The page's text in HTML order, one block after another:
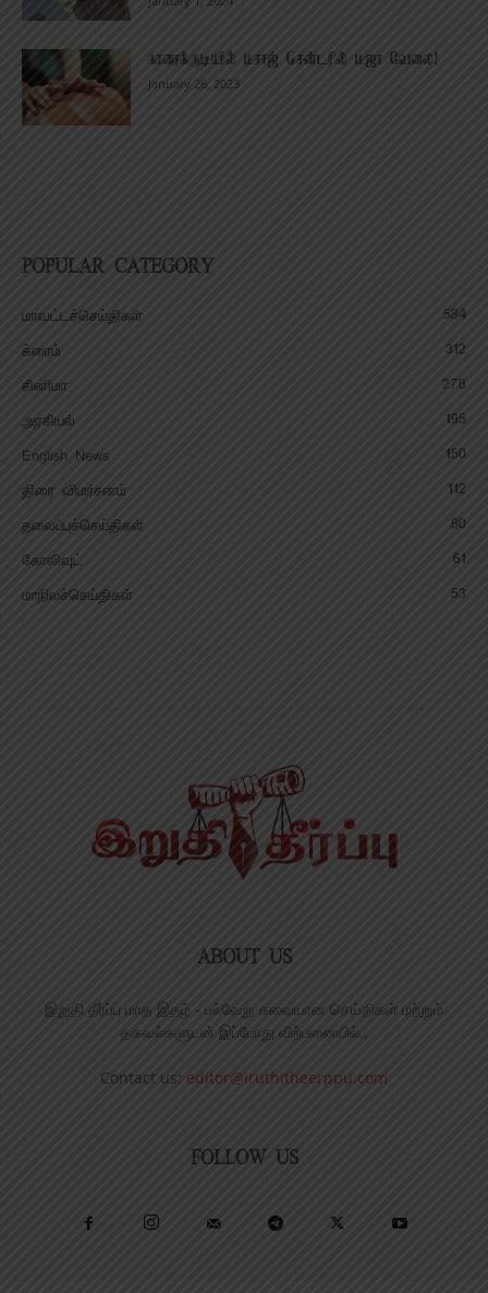
காரைக்குடியில் மசாஜ் சென்டரில் மஜா வேலை!
January 26, 2023
POPULAR CATEGORY
மாவட்டச்செய்திகள்
584
க்ரைம்
312
சினிமா
278
அரசியல்
195
English News
150
திரை விமர்சனம்
112
தலைப்புச்செய்திகள்
80
கோலிவுட்
61
மாநிலச்செய்திகள்
53
ABOUT US
இறுதி தீர்ப்பு மாத இதழ் - பல்வேறு சுவையான செய்திகள் மற்றும்
தகவல்களுடன் இப்போது விற்பனையில்..
Contact us: editor@iruthitheerppu.com
FOLLOW US